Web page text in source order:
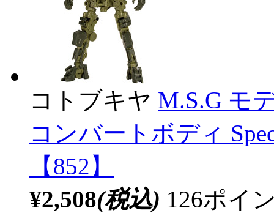
コトブキヤ M.S.G モ
コンバートボディ
【852】
¥2,508(税込) 126ポイ